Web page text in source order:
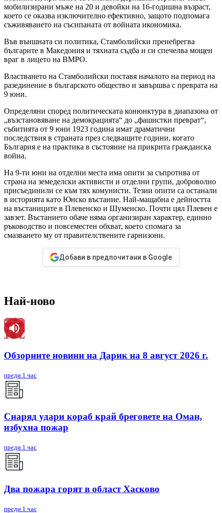
мобилизирани мъже на 20 и девойки на 16-годишна възраст,
което се оказва изключително ефективно, защото подпомага
съживяването на съсипаната от войната икономика.
Във външната си политика, Стамболийски пренебрегва
българите в Македония и тяхната съдба и си спечелва мощен
враг в лицето на ВМРО.
Властването на Стамболийски поставя началото на период на
разединение в българското общество и завършва с преврата на
9 юни.
Определяни според политическата конюнктура в диапазона от
„възстановяване на демокрацията“ до „фашистки преврат“,
събитията от 9 юни 1923 година имат драматични
последствия в страната през следващите години, когато
България е на практика в състояние на прикрита гражданска
война.
На 9-ти юни на отделни места има опити за съпротива от
страна на земеделски активисти и отделни групи, доброволно
присъединили се към тях комунисти. Тезии опити са останали
в историята като Юнско въстание. Най-мащабна е дейността
на въстаниците в Плевенско и Шуменско. Почти цял Плевен е
завзет. Въстанието обаче няма организиран характер, единно
ръководство и повсеместен обхват, което спомага за
смазването му от правителствените гарнизони.
Добави в предпочитани в Google
Най-ново
Обзорните новини на Дарик на 8 август 2026 г.
преди 1 час
Снаряд удари кораб край бреговете на Оман,
избухна пожар
преди 1 час
Два пожара горят в област Хасково
преди 1 час